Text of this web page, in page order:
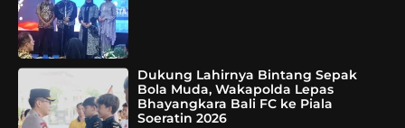
Dukung Lahirnya Bintang Sepak
Bola Muda, Wakapolda Lepas
Bhayangkara Bali FC ke Piala
Soeratin 2026